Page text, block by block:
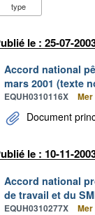
type
le : 25-07-
Accord national
mars 2001 (texte
EQUH0310116X Mer
Document
le : 10-11-
Accord national
de travail et du
EQUH0310277X Mer